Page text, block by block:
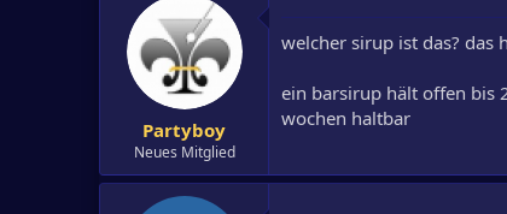
Partyboy
Neues Mitglied
welcher sirup ist das? das
ein barsirup hält offen bis
wochen haltbar